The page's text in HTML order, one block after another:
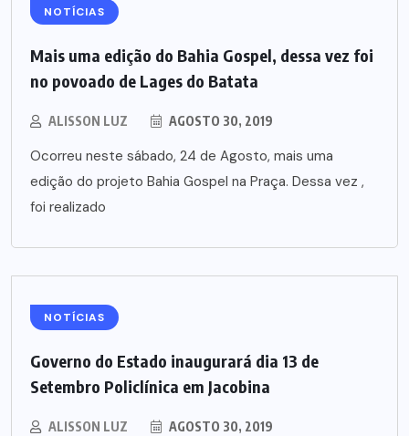
NOTÍCIAS
Mais uma edição do Bahia Gospel, dessa vez foi
no povoado de Lages do Batata
ALISSON LUZ AGOSTO 30, 2019
Ocorreu neste sábado, 24 de Agosto, mais uma
edição do projeto Bahia Gospel na Praça. Dessa vez ,
foi realizado
NOTÍCIAS
Governo do Estado inaugurará dia 13 de
Setembro Policlínica em Jacobina
ALISSON LUZ AGOSTO 30, 2019